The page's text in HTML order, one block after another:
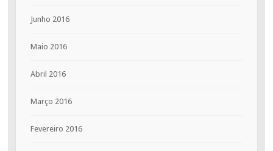
Junho 2016
Maio 2016
Abril 2016
Março 2016
Fevereiro 2016